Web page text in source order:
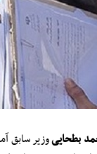
بطحاییوزیر سابق